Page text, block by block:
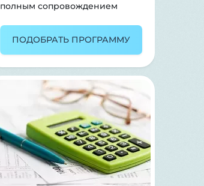
полным сопровождением
ПОДОБРАТЬ ПРОГРАММУ